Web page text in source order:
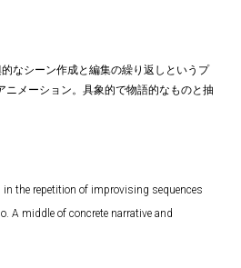
なシーン作成と編集の繰り返しというプ
ニメーション。具象的で物語的なものと抽
the repetition of improvising sequences
A middle of concrete narrative and